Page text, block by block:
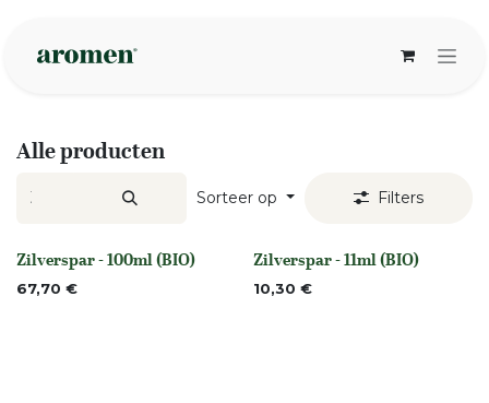
Alle producten
Sorteer op Filters
None
Zilverspar - 100ml (BIO)
67,70 € None
Zilverspar - 11ml (BIO)
10,30 €